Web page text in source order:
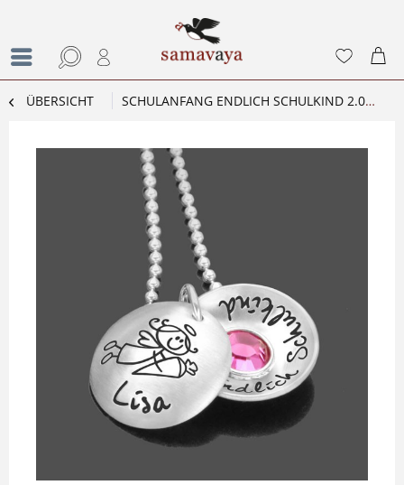
ÜBERSICHT SCHULANFANG ENDLICH SCHULKIND 2.0 KETTE MIT GRAVUR ZUR EINSCHULUNG